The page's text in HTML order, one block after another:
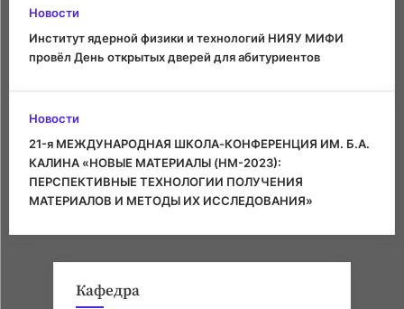
Новости
Институт ядерной физики и технологий НИЯУ МИФИ
провёл День открытых дверей для абитуриентов
Новости
21-я МЕЖДУНАРОДНАЯ ШКОЛА-КОНФЕРЕНЦИЯ ИМ. Б.А.
КАЛИНА «НОВЫЕ МАТЕРИАЛЫ (НМ-2023):
ПЕРСПЕКТИВНЫЕ ТЕХНОЛОГИИ ПОЛУЧЕНИЯ
МАТЕРИАЛОВ И МЕТОДЫ ИХ ИССЛЕДОВАНИЯ»
Кафедра